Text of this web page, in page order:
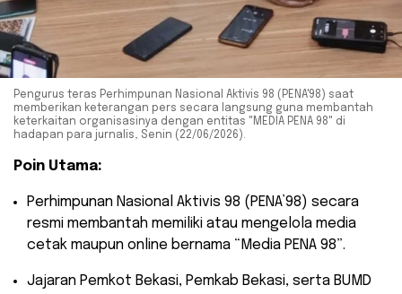
Pengurus teras Perhimpunan Nasional Aktivis 98 (PENA'98) saat
memberikan keterangan pers secara langsung guna membantah
keterkaitan organisasinya dengan entitas "MEDIA PENA 98" di
hadapan para jurnalis, Senin (22/06/2026).
Poin Utama:
​Perhimpunan Nasional Aktivis 98 (PENA’98) secara
resmi membantah memiliki atau mengelola media
cetak maupun online bernama “Media PENA 98”.
​Jajaran Pemkot Bekasi, Pemkab Bekasi, serta BUMD